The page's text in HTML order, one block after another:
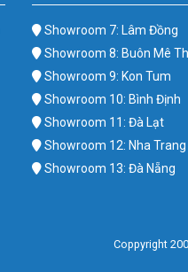
Showroom 7: Lâm Đồng
Showroom 8: Buôn Mê
Showroom 9: Kon Tum
Showroom 10: Bình Định
Showroom 11: Đà Lạt
Showroom 12: Nha Trang
Showroom 13: Đà Nẵng
Coppyright